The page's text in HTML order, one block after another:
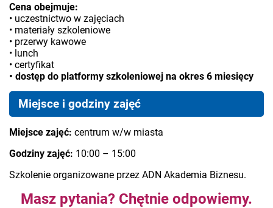
Cena obejmuje:
• uczestnictwo w zajęciach
• materiały szkoleniowe
• przerwy kawowe
• lunch
• certyfikat
• dostęp do platformy szkoleniowej na okres 6 miesięcy
Miejsce i godziny zajęć
Miejsce zajęć: centrum w/w miasta
Godziny zajęć: 10:00 – 15:00
Szkolenie organizowane przez ADN Akademia Biznesu.
Masz pytania? Chętnie odpowiemy.